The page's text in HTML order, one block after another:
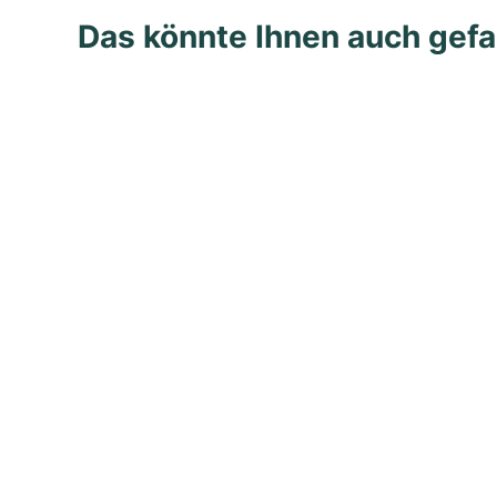
Das könnte Ihnen auch